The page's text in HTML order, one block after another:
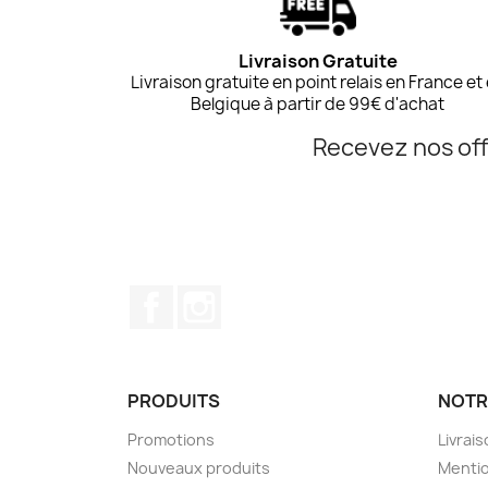
Livraison Gratuite
Livraison gratuite en point relais en France et
Belgique à partir de 99€ d'achat
Recevez nos
PRODUITS
Promotions
Nouveaux produits